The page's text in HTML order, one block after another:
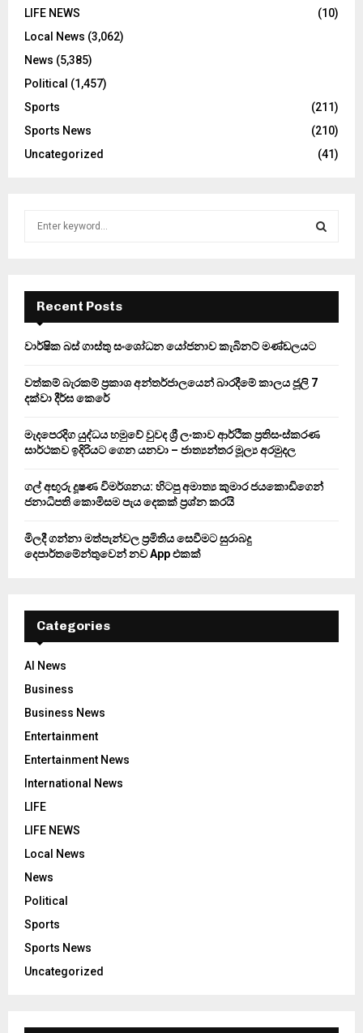
LIFE NEWS
(10)
Local News (3,062)
News (5,385)
Political (1,457)
Sports
(211)
Sports News
(210)
Uncategorized
(41)
f
r
E
A
Recent Posts
වාර්ෂික බස් ගාස්තු සංශෝධන යෝජනාව කැබිනට් මණ්ඩලයට
වත්කම් බැරකම් ප්‍රකාශ අන්තර්ජාලයෙන් බාරදීමේ කාලය ජූලි 7
දක්වා දීර්ඝ කෙරේ
මැදපෙරදිග යුද්ධය හමුවේ වුවද ශ්‍රී ලංකාව ආර්ථික ප්‍රතිසංස්කරණ
සාර්ථකව ඉදිරියට ගෙන යනවා – ජාත්‍යන්තර මූල්‍ය අරමුදල
ගල් අඟුරු දූෂණ විමර්ශනය: හිටපු අමාත්‍ය කුමාර ජයකොඩිගෙන්
ජනාධිපති කොමිසම පැය දෙකක් ප්‍රශ්න කරයි
මිලදී ගන්නා මත්පැන්වල ප්‍රමිතිය සෙවීමට සුරාබදු
දෙපාර්තමේන්තුවෙන් නව App එකක්
Categories
AI News
Business
Business News
Entertainment
Entertainment News
International News
LIFE
LIFE NEWS
Local News
News
Political
Sports
Sports News
Uncategorized